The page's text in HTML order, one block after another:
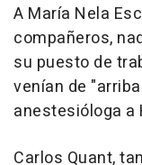
A María Nela
compañeros,
su puesto de
venían de
anestesióloga a
Carlos Quant,